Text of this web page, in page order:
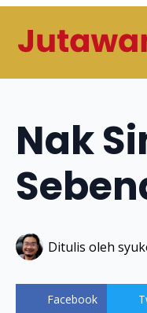
Nak
Ditulis oleh
Facebook